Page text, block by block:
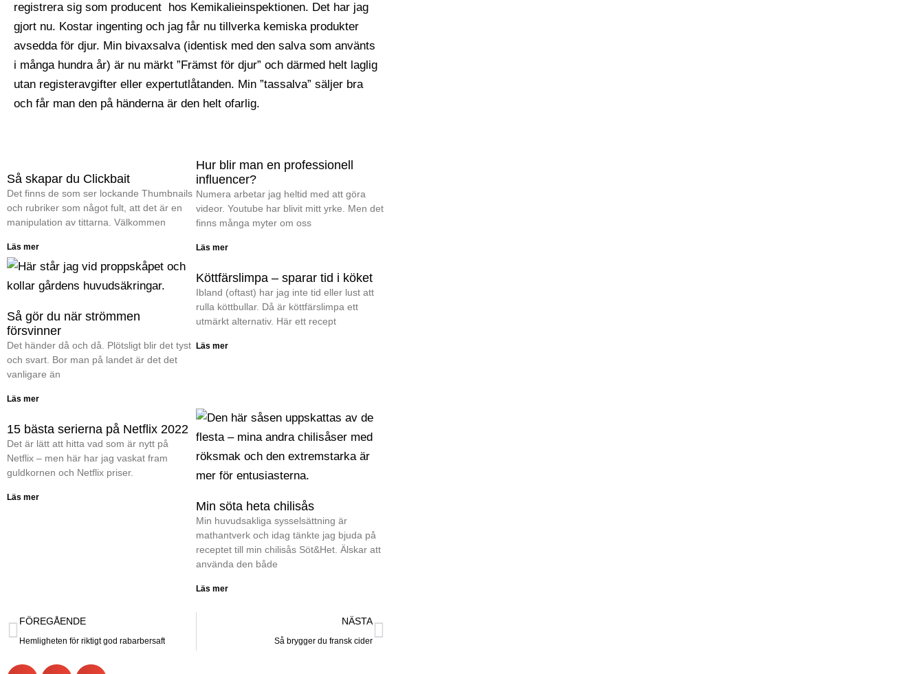
registrera sig som producent hos Kemikalieinspektionen. Det har jag
gjort nu. Kostar ingenting och jag får nu tillverka kemiska produkter
avsedda för djur. Min bivaxsalva (identisk med den salva som använts
i många hundra år) är nu märkt ”Främst för djur” och därmed helt laglig
utan registeravgifter eller expertutlåtanden. Min ”tassalva” säljer bra
och får man den på händerna är den helt ofarlig.
Så skapar du Clickbait
Det finns de som ser lockande Thumbnails
och rubriker som något fult, att det är en
manipulation av tittarna. Välkommen
Läs mer
Hur blir man en professionell
influencer?
Numera arbetar jag heltid med att göra
videor. Youtube har blivit mitt yrke. Men det
finns många myter om oss
Läs mer
Så gör du när strömmen
försvinner
Det händer då och då. Plötsligt blir det tyst
och svart. Bor man på landet är det det
vanligare än
Läs mer
Köttfärslimpa – sparar tid i köket
Ibland (oftast) har jag inte tid eller lust att
rulla köttbullar. Då är köttfärslimpa ett
utmärkt alternativ. Här ett recept
Läs mer
15 bästa serierna på Netflix 2022
Det är lätt att hitta vad som är nytt på
Netflix – men här har jag vaskat fram
guldkornen och Netflix priser.
Läs mer
Min söta heta chilisås
Min huvudsakliga sysselsättning är
mathantverk och idag tänkte jag bjuda på
receptet till min chilisås Söt&Het. Älskar att
använda den både
Läs mer
FÖREGÅENDE
Hemligheten för riktigt god rabarbersaft
NÄSTA
Så brygger du fransk cider